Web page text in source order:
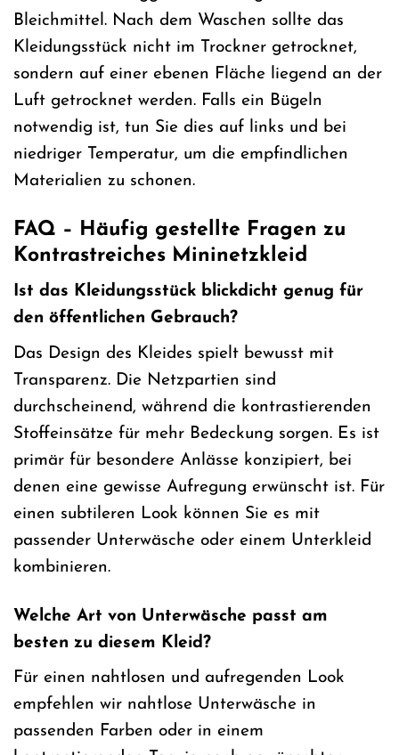
Bleichmittel. Nach dem Waschen sollte das
Kleidungsstück nicht im Trockner getrocknet,
sondern auf einer ebenen Fläche liegend an der
Luft getrocknet werden. Falls ein Bügeln
notwendig ist, tun Sie dies auf links und bei
niedriger Temperatur, um die empfindlichen
Materialien zu schonen.
FAQ – Häufig gestellte Fragen zu
Kontrastreiches Mininetzkleid
Ist das Kleidungsstück blickdicht genug für
den öffentlichen Gebrauch?
Das Design des Kleides spielt bewusst mit
Transparenz. Die Netzpartien sind
durchscheinend, während die kontrastierenden
Stoffeinsätze für mehr Bedeckung sorgen. Es ist
primär für besondere Anlässe konzipiert, bei
denen eine gewisse Aufregung erwünscht ist. Für
einen subtileren Look können Sie es mit
passender Unterwäsche oder einem Unterkleid
kombinieren.
Welche Art von Unterwäsche passt am
besten zu diesem Kleid?
Für einen nahtlosen und aufregenden Look
empfehlen wir nahtlose Unterwäsche in
passenden Farben oder in einem